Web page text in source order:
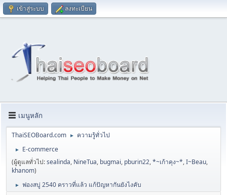
เข้าสู่ระบบ ลงทะเบียน
เมนูหลัก
ThaiSEOBoard.com ► ความรู้ทั่วไป
►
E-commerce
(ผู้ดูแลทั่วไป:sealinda, NineTua, bugmai, pburin22,*~เก้าคุง~*,I~Beau,
khanom)
► ฟองสบู่ 2540 คราวที่แล้ว แก้ปัญหากันยังไงคับ